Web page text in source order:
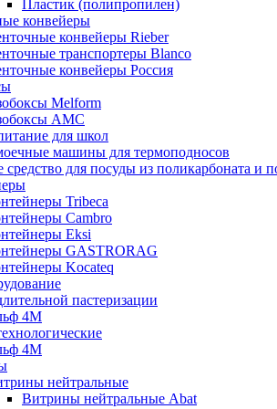
Пластик (полипропилен)
конвейеры
конвейеры Rieber
транспортеры Blanco
конвейеры Россия
Melform
AMC
для школ
машины для термоподносов
для посуды из поликарбоната и
Tribeca
Cambro
Eksi
GASTRORAG
Kocateq
пастеризации
4М
4М
нейтральные
Витрины нейтральные Abat